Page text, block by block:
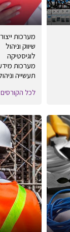
מערכות ייצור
שיווק וניהול
לוגיסטיקה
מערכות
תעשייה
לכל הקורסים